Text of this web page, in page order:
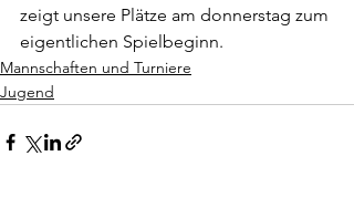
zeigt unsere Plätze am donnerstag zum
eigentlichen Spielbeginn.
Mannschaften und Turniere
Jugend